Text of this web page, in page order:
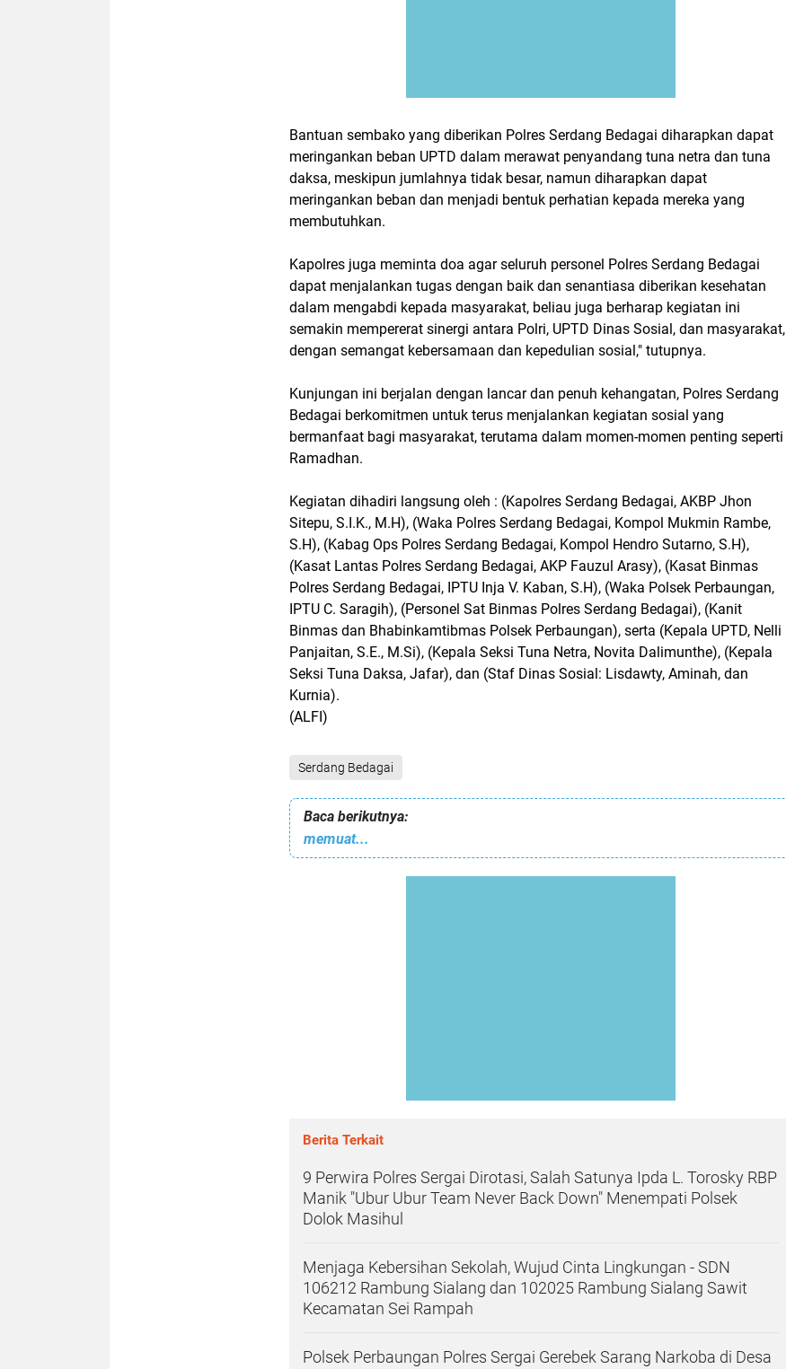
Bantuan sembako yang diberikan Polres Serdang Bedagai diharapkan dapat
meringankan beban UPTD dalam merawat penyandang tuna netra dan tuna
daksa, meskipun jumlahnya tidak besar, namun diharapkan dapat
meringankan beban dan menjadi bentuk perhatian kepada mereka yang
membutuhkan.
Kapolres juga meminta doa agar seluruh personel Polres Serdang Bedagai
dapat menjalankan tugas dengan baik dan senantiasa diberikan kesehatan
dalam mengabdi kepada masyarakat, beliau juga berharap kegiatan ini
semakin mempererat sinergi antara Polri, UPTD Dinas Sosial, dan masyarakat,
dengan semangat kebersamaan dan kepedulian sosial," tutupnya.
Kunjungan ini berjalan dengan lancar dan penuh kehangatan, Polres Serdang
Bedagai berkomitmen untuk terus menjalankan kegiatan sosial yang
bermanfaat bagi masyarakat, terutama dalam momen-momen penting seperti
Ramadhan.
Kegiatan dihadiri langsung oleh : (Kapolres Serdang Bedagai, AKBP Jhon
Sitepu, S.I.K., M.H), (Waka Polres Serdang Bedagai, Kompol Mukmin Rambe,
S.H), (Kabag Ops Polres Serdang Bedagai, Kompol Hendro Sutarno, S.H),
(Kasat Lantas Polres Serdang Bedagai, AKP Fauzul Arasy), (Kasat Binmas
Polres Serdang Bedagai, IPTU Inja V. Kaban, S.H), (Waka Polsek Perbaungan,
IPTU C. Saragih), (Personel Sat Binmas Polres Serdang Bedagai), (Kanit
Binmas dan Bhabinkamtibmas Polsek Perbaungan), serta (Kepala UPTD, Nelli
Panjaitan, S.E., M.Si), (Kepala Seksi Tuna Netra, Novita Dalimunthe), (Kepala
Seksi Tuna Daksa, Jafar), dan (Staf Dinas Sosial: Lisdawty, Aminah, dan
Kurnia).
(ALFI)
Serdang Bedagai
Baca berikutnya:
memuat...
Berita Terkait
9 Perwira Polres Sergai Dirotasi, Salah Satunya Ipda L. Torosky RBP
Manik "Ubur Ubur Team Never Back Down" Menempati Polsek
Dolok Masihul
Menjaga Kebersihan Sekolah, Wujud Cinta Lingkungan - SDN
106212 Rambung Sialang dan 102025 Rambung Sialang Sawit
Kecamatan Sei Rampah
Polsek Perbaungan Polres Sergai Gerebek Sarang Narkoba di Desa